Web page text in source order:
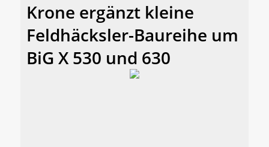
Krone ergänzt kleine
Feldhäcksler-Baureihe um
BiG X 530 und 630